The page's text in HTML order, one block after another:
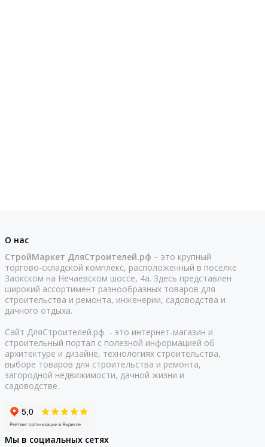
О нас
СтройМаркет ДляСтроителей.рф – это крупный
торгово-складской комплекс, расположенный в посёлке
Заокском на Нечаевском шоссе, 4а. Здесь представлен
широкий ассортимент разнообразных товаров для
строительства и ремонта, инженерии, садоводства и
дачного отдыха.
Сайт ДляСтроителей.рф - это интернет-магазин и
строительный портал с полезной информацией об
архитектуре и дизайне, технологиях строительства,
выборе товаров для строительства и ремонта,
загородной недвижимости, дачной жизни и
садоводстве.
Мы в социальных сетях